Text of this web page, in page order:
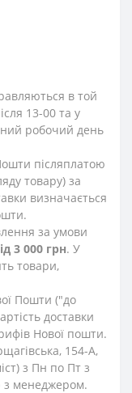
в той
13-00 та у
робочий день
післяплатою
товару) за
визначається
за умови
3 000 грн. У
товари,
Пошти ("до
доставки
Нової пошти.
154-А,
з Пн по Пт з
з менеджером.